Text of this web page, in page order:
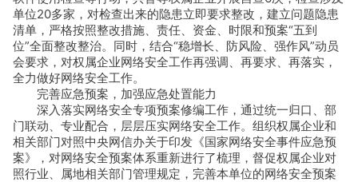
单位20多家，对检查出来的隐患立即要求整改，建立问题隐患
清单，严格按照整改措施、责任、资金、时限和预案“五到
位”全面整改整治。同时，结合“稳增长、防风险、强作风”动员
会要求，对权属企业网络安全工作再强调、再要求、再落实，
全力做好网络安全工作。
完善应急预案，加强应急处置能力
深入落实网络安全专项预案修编工作，通过统一归口、部
门联动、专业配合，层层压实网络安全工作。组织权属企业和
相关部门对照中央网信办关于印发《国家网络安全事件应急预
案》，对网络安全预案体系重新进行了梳理，督促权属企业对
照行业、属地相关部门管理规定，完善本单位的网络安全预案